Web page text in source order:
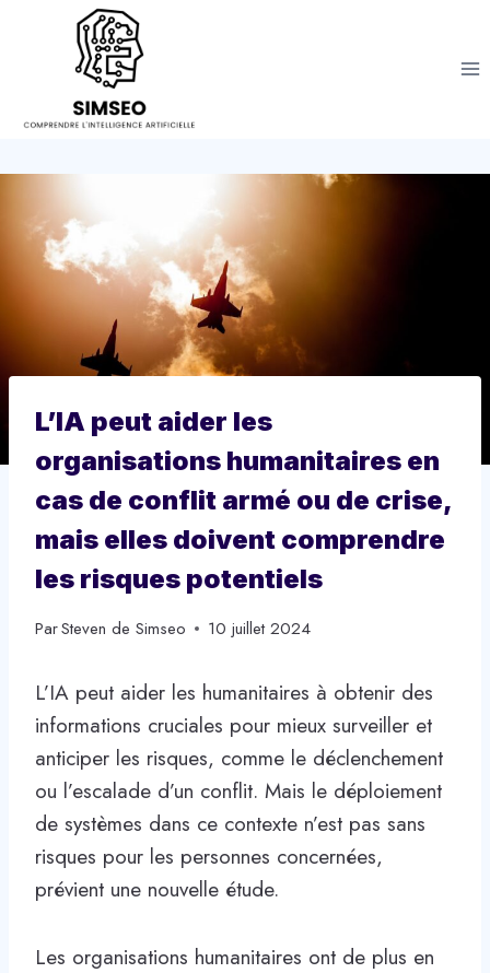
L’IA peut aider les
organisations humanitaires en
cas de conflit armé ou de crise,
mais elles doivent comprendre
les risques potentiels
ParSteven de Simseo 10 juillet 2024
L’IA peut aider les humanitaires à obtenir des
informations cruciales pour mieux surveiller et
anticiper les risques, comme le déclenchement
ou l’escalade d’un conflit. Mais le déploiement
de systèmes dans ce contexte n’est pas sans
risques pour les personnes concernées,
prévient une nouvelle étude.
Les organisations humanitaires ont de plus en